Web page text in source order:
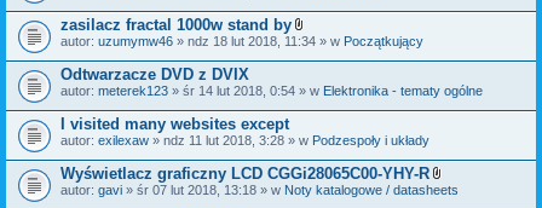
zasilacz fractal 1000w stand by
Z
ł
c
z
i
i
autor: uzumymw46 » ndz 18 lut 2018, 11:34 » w Początkujący
Odtwarzacze DVD z DVIX
autor: meterek123 » śr 14 lut 2018, 0:54 » w Elektronika - tematy ogólne
I visited many websites except
autor: exilexaw » ndz 11 lut 2018, 3:28 » w Podzespoły i układy
Wyświetlacz graficzny LCD CGGi28065C00-YHY-R
Z
autor: gavi » śr 07 lut 2018, 13:18 » w Noty katalogowe / datasheets